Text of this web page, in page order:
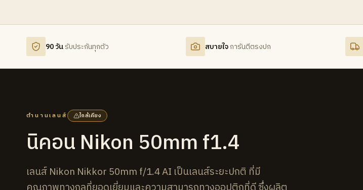
90 วันรับประกันทุกตัว สบายใจการันตีตรงปก
ตำนานเลนส์ ใกล้เคียง
นิคอน Nikon 50mm f1.4
เลนส์ Nikon Nikkor 50mm f/1.4 AI เป็นเลนส์ระยะปกติ ที่มี